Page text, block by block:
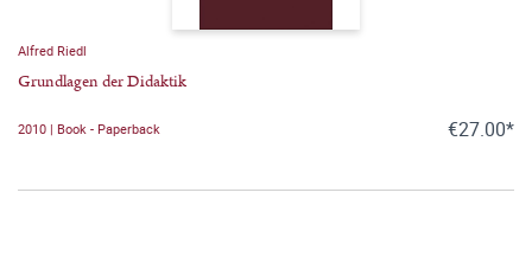
Alfred Riedl
Grundlagen der Didaktik
2010 | Book - Paperback €27.00*